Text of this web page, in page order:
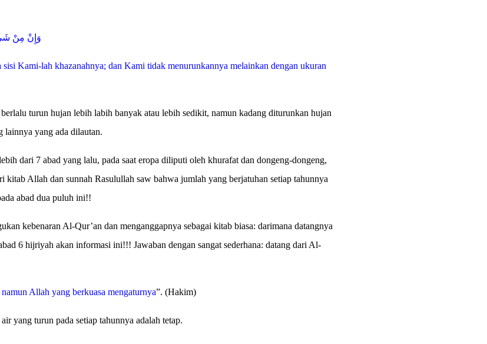
وَإِنْ مِنْ شَيْءٍ
sisi Kami-lah khazanahnya; dan Kami tidak menurunkannya melainkan dengan ukuran
turun hujan lebih labih banyak atau lebih sedikit, namun kadang diturunkan hujan
lainnya yang ada dilautan.
dari 7 abad yang lalu, pada saat eropa diliputi oleh khurafat dan dongeng-dongeng,
kitab Allah dan sunnah Rasulullah saw bahwa jumlah yang berjatuhan setiap tahunnya
abad dua puluh ini!!
kebenaran Al-Qur’an dan menganggapnya sebagai kitab biasa: darimana datangnya
6 hijriyah akan informasi ini!!! Jawaban dengan sangat sederhana: datang dari Al-
Allah yang berkuasa mengaturnya”. (Hakim)
yang turun pada setiap tahunnya adalah tetap.